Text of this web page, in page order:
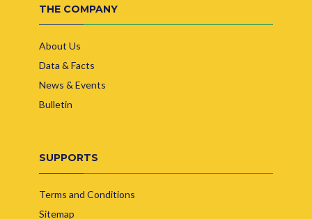
THE COMPANY
About Us
Data & Facts
News & Events
Bulletin
SUPPORTS
Terms and Conditions
Sitemap